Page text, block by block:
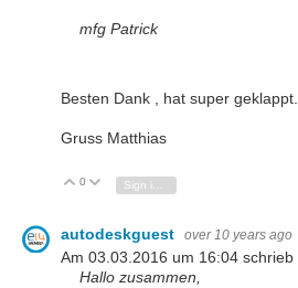
mfg Patrick
Besten Dank , hat super geklappt.
Gruss Matthias
Vote Up
0 Vote Down
autodeskguest over 10 years ago
Am 03.03.2016 um 16:04 schrieb
Hallo zusammen,